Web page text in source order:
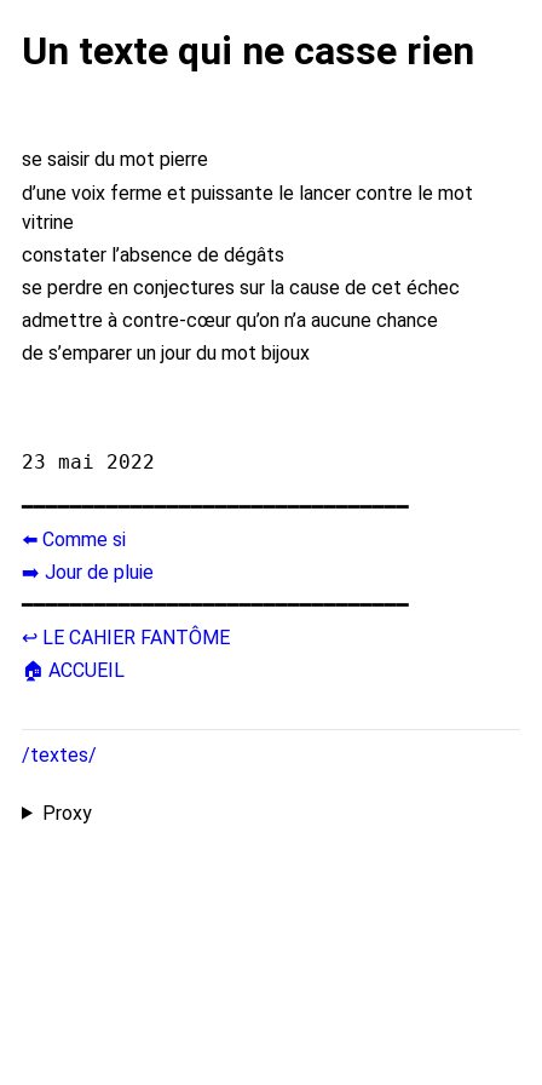
Un texte qui ne casse rien
se saisir du mot pierre
d’une voix ferme et puissante le lancer contre le mot
vitrine
constater l’absence de dégâts
se perdre en conjectures sur la cause de cet échec
admettre à contre-cœur qu’on n’a aucune chance
de s’emparer un jour du mot bijoux
━━━━━━━━━━━━━━━━━━━━━━━━━━━━━━━━
⬅️ Comme si
➡️ Jour de pluie
━━━━━━━━━━━━━━━━━━━━━━━━━━━━━━━━
↩️ LE CAHIER FANTÔME
🏠 ACCUEIL
/textes/
Proxy